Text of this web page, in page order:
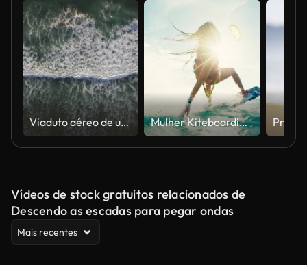
Viaduto aéreo de um nadador solitário no Oceano Pacífico das falésias de Torrey Pines em La Jolla/San Diego na Califórnia Mulher Kiteboarding ao pôr do sol
Vídeos de stock gratuitos relacionados de
Descendo as escadas para pegar ondas
Mais recentes